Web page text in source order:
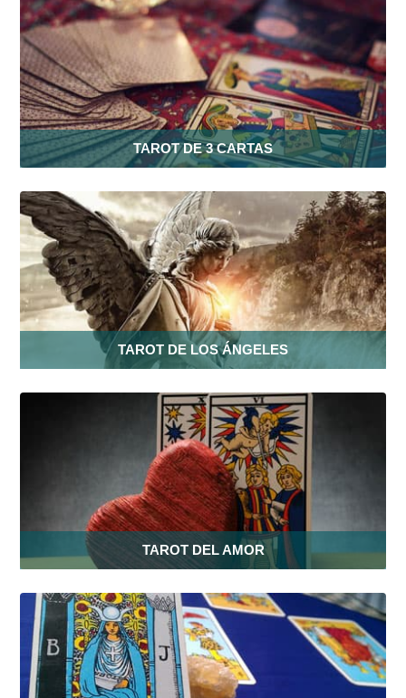
TAROT DE 3 CARTAS
TAROT DE LOS ÁNGELES
TAROT DEL AMOR